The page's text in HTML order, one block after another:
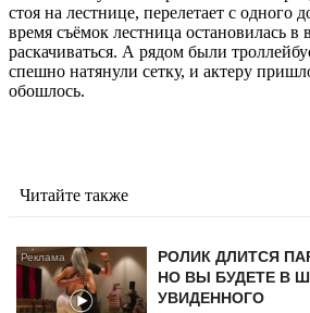
стоя на лестнице, перелетает с одного
время съёмок лестница остановилась в
раскачиваться. А рядом были
спешно натянули сетку, и актеру
обошлось.
Читайте также
РОЛИК ДЛИТСЯ
НО ВЫ БУДЕТЕ В
УВИДЕННОГО